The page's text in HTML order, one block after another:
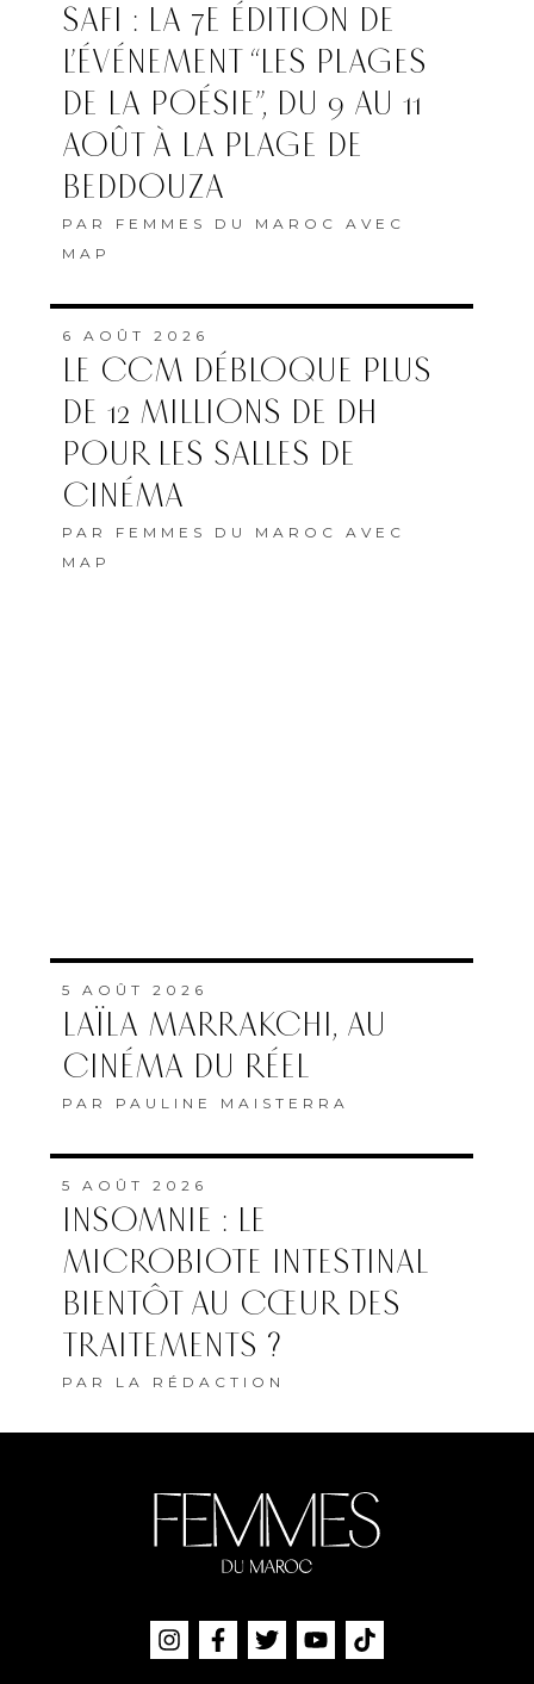
SAFI : LA 7E ÉDITION DE
L’ÉVÉNEMENT “LES PLAGES
DE LA POÉSIE”, DU 9 AU 11
AOÛT À LA PLAGE DE
BEDDOUZA
PAR FEMMES DU MAROC AVEC
MAP
6 AOÛT 2026
LE CCM DÉBLOQUE PLUS
DE 12 MILLIONS DE DH
POUR LES SALLES DE
CINÉMA
PAR FEMMES DU MAROC AVEC
MAP
5 AOÛT 2026
LAÏLA MARRAKCHI, AU
CINÉMA DU RÉEL
PAR PAULINE MAISTERRA
5 AOÛT 2026
INSOMNIE : LE
MICROBIOTE INTESTINAL
BIENTÔT AU CŒUR DES
TRAITEMENTS ?
PAR LA RÉDACTION